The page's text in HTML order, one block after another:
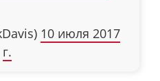
10 июля 2017
г.